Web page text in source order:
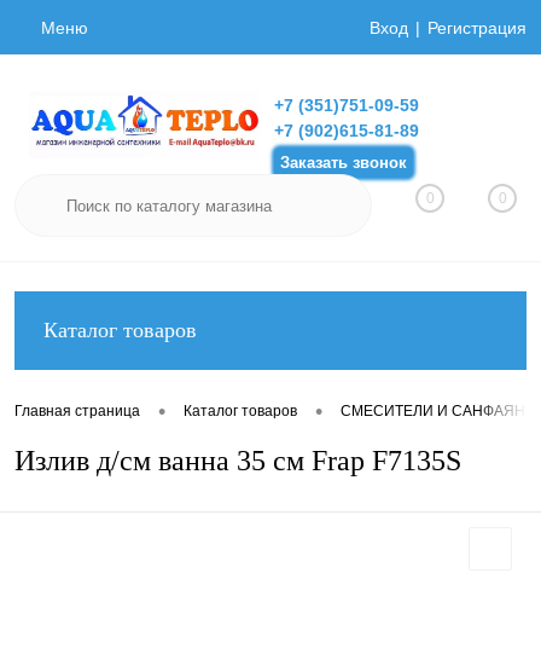
Меню Вход Регистрация
+7 (351)751-09-59
+7 (902)615-81-89
Заказать звонок
0 0
Каталог товаров
Главная страница • Каталог товаров • СМЕСИТЕЛИ И САНФАЯНС
Излив д/см ванна 35 см Frap F7135S